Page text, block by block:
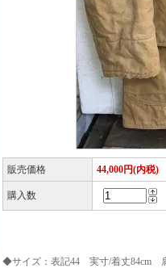
販売価格 44,000円(内税)
購入数
◆サイズ：表記44 実寸/着丈84cm